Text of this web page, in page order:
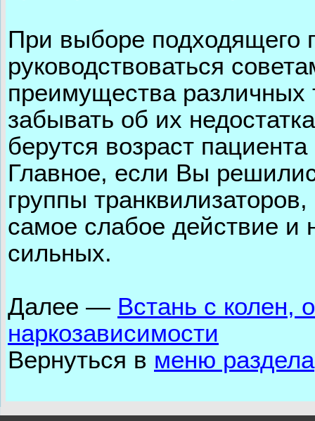
При выборе подходящего
руководствоваться
преимущества различных
забывать об их
берутся возраст
Главное, если Вы
группы
самое слабое действие и
сильных.
Далее — Встань с колен,
наркозависимости
Вернуться в меню раздела